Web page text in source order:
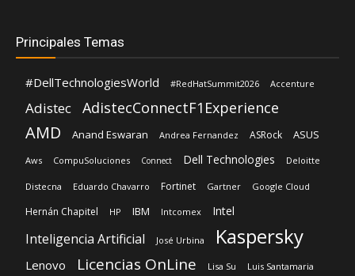
Principales Temas
#DellTechnologiesWorld #RedHatSummit2026 Accenture
Adistec AdistecConnectF1Experience
AMD Anand Eswaran Andrea Fernandez ASRock ASUS
Aws CompuSoluciones Connect Dell Technologies Deloitte
Distecna Eduardo Chavarro Fortinet Gartner Google Cloud
Hernán Chapitel HP IBM Intcomex Intel
Inteligencia Artificial José Urbina Kaspersky
Lenovo Licencias OnLine Lisa Su Luis Santamaria